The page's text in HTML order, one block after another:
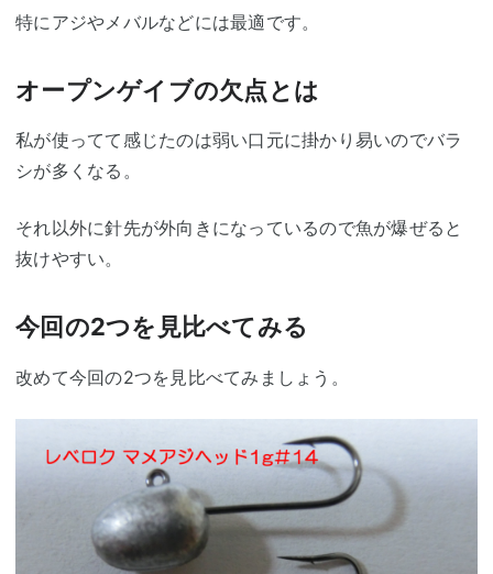
特にアジやメバルなどには最適です。
オープンゲイブの欠点とは
私が使ってて感じたのは弱い口元に掛かり易いのでバラ
シが多くなる。
それ以外に針先が外向きになっているので魚が爆ぜると
抜けやすい。
今回の2つを見比べてみる
改めて今回の2つを見比べてみましょう。